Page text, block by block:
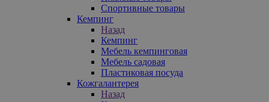
Спортивные товары
Кемпинг
Назад
Кемпинг
Мебель кемпинговая
Мебель садовая
Пластиковая посуда
Кожгалантерея
Назад